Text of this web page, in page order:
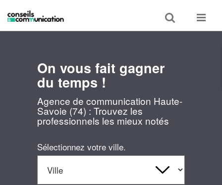
Toggle
search
Toggle
On vous fait gagner
du temps !
Agence de communication Haute-
Savoie (74) : Trouvez les
professionnels les mieux notés
Sélectionnez votre ville.